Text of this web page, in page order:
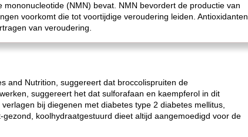
(NMN) bevat. NMN bevordert de productie van
voorkomt die tot voortijdige veroudering leiden. Antioxidanten
van veroudering.
and Nutrition, suggereert dat broccolispruiten de
suggereert het dat sulforafaan en kaempferol in dit
bij diegenen met diabetes type 2 diabetes mellitus,
koolhydraatgestuurd dieet altijd aangemoedigd voor de